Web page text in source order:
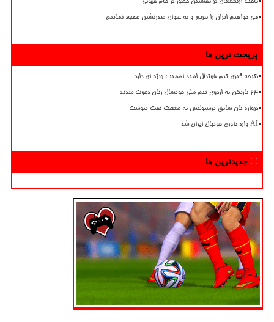
باخت ازبکستان در نخستین حضور در جام جهانی
می خواهیم ایران را ببریم و به عنوان صدرنشین صعود نماییم
پربحث ترین ها
نتیجه گیری تیم فوتبال امید اهمیت ویژه ای دارد
۲۴ بازیکن به اردوی تیم ملی فوتسال زنان دعوت شدند
دروازه بان سابق پرسپولیس به صنعت نفت پیوست
AI وارد داوری فوتبال ایران شد
جدیدترین ها